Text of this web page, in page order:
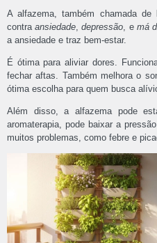
A alfazema, também chamada
contraansiedade,depressão, e má
a ansiedade e traz bem-estar.
É ótima para aliviar dores.
fechar aftas. Também melhora o
ótima escolha para quem busca
Além disso, a alfazema pode
aromaterapia, pode baixar a
muitos problemas, como febre e